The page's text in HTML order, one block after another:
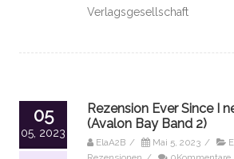
Verlagsgesellschaft
05
05, 2023
Rezension Ever Since I
(Avalon Bay Band 2)
ElaA2B / Mai 5, 2023 /